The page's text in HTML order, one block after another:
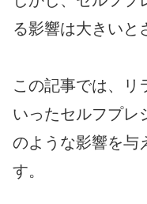
る影響は大きいと
この記事では、リ
いったセルフプレ
のような影響を与
す。